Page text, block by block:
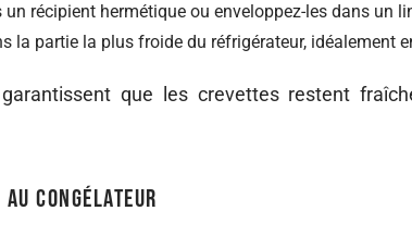
un récipient hermétique ou enveloppez-les dans un
la partie la plus froide du réfrigérateur, idéalement
que les crevettes restent
au congélateur